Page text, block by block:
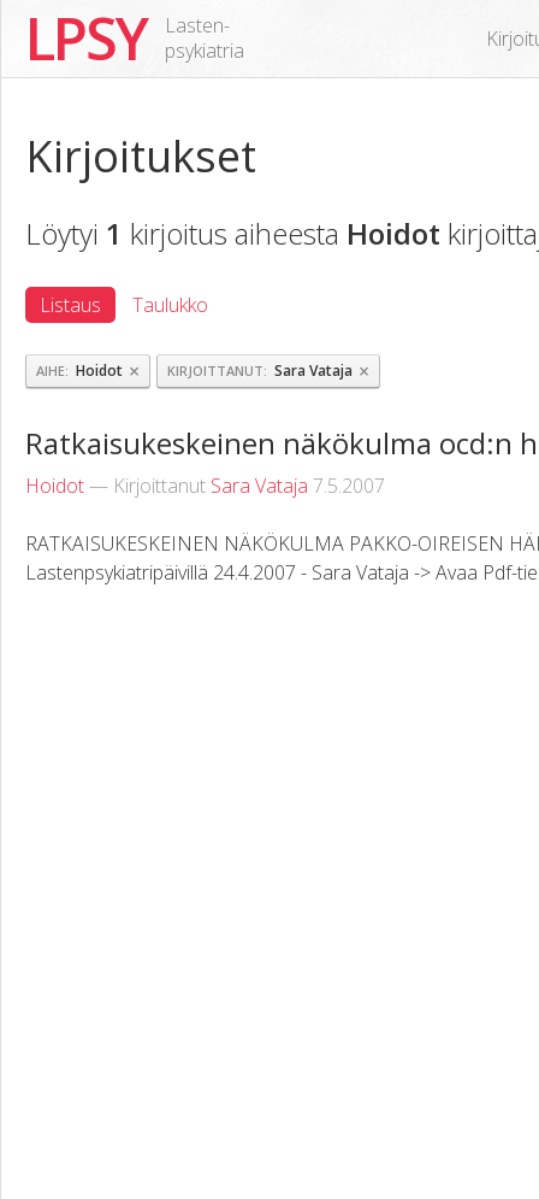
LPSY
Lasten-
psykiatria
Kirjoitukset
Löytyi 1 kirjoitus aiheesta Hoidot
Listaus Taulukko
AIHE Hoidot × KIRJOITTANUT Sara Vataja ×
Ratkaisukeskeinen näkökulma ocd:n
Hoidot— Kirjoittanut Sara Vataja 7.5.2007
RATKAISUKESKEINEN NÄKÖKULMA PAKKO-OIREISEN
Lastenpsykiatripäivillä 24.4.2007 - Sara Vataja -> Avaa Pdf-